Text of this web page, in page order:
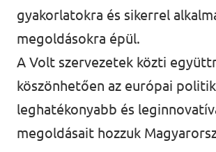
gyakorlatokra és sikerrel
megoldásokra épül.
A Volt szervezetek közti
köszönhetően az európai
leghatékonyabb és
megoldásait hozzuk